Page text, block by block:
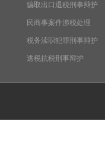
骗取出口退税刑事辩护
民商事案件涉税处理
税务渎职犯罪刑事辩护
逃税抗税刑事辩护